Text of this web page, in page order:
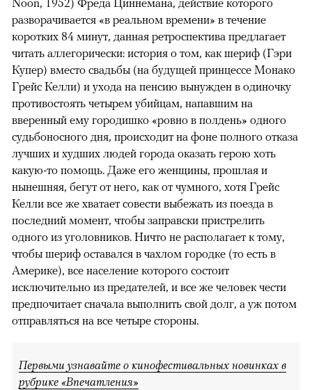
Noon, 1952) Фреда Циннемана, действие которого
разворачивается «в реальном времени» в течение
коротких 84 минут, данная ретроспектива предлагает
читать аллегорически: история о том, как шериф (Гэри
Купер) вместо свадьбы (на будущей принцессе Монако
Грейс Келли) и ухода на пенсию вынужден в одиночку
противостоять четырем убийцам, напавшим на
вверенный ему городишко «ровно в полдень» одного
судьбоносного дня, происходит на фоне полного отказа
лучших и худших людей города оказать герою хоть
какую-то помощь. Даже его женщины, прошлая и
нынешняя, бегут от него, как от чумного, хотя Грейс
Келли все же хватает совести выбежать из поезда в
последний момент, чтобы заправски пристрелить
одного из уголовников. Ничто не располагает к тому,
чтобы шериф оставался в чахлом городке (то есть в
Америке), все население которого состоит
исключительно из предателей, и все же человек чести
предпочитает сначала выполнить свой долг, а уж потом
отправляться на все четыре стороны.
Первыми узнавайте о кинофестивальных новинках в
рубрике «Впечатления»